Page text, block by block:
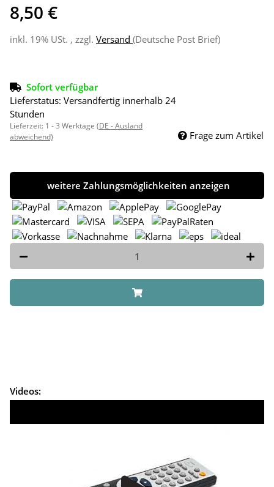
8,50 €
inkl. 19% USt. , zzgl. Versand (Deutsche Post Brief)
Sofort verfügbar
Lieferstatus: Versandfertig innerhalb 24
Stunden
Lieferzeit: 1 - 3 Werktage (DE - Ausland
abweichend)
Frage zum Artikel
weitere Zahlungsmöglichkeiten anzeigen
Videos: